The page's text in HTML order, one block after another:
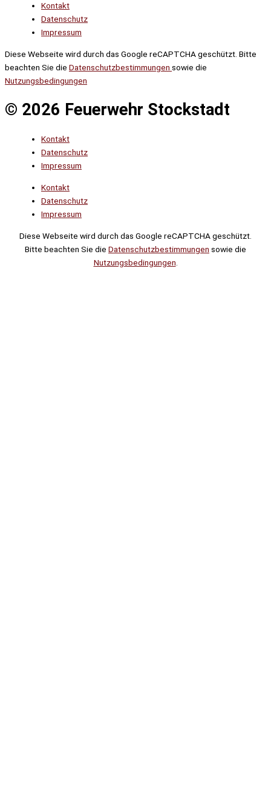
Kontakt
Datenschutz
Impressum
Diese Webseite wird durch das Google reCAPTCHA geschützt. Bitte
beachten Sie die Datenschutzbestimmungen sowie die
Nutzungsbedingungen
© 2026 Feuerwehr Stockstadt
Kontakt
Datenschutz
Impressum
Kontakt
Datenschutz
Impressum
Diese Webseite wird durch das Google reCAPTCHA geschützt.
Bitte beachten Sie die Datenschutzbestimmungen sowie die
Nutzungsbedingungen